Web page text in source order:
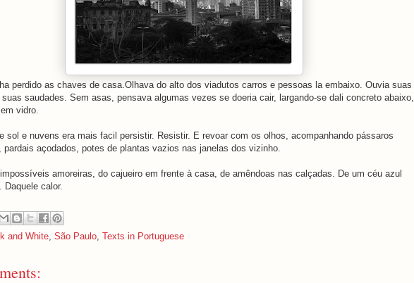
perdido as chaves de casa.Olhava do alto dos viadutos carros e pessoas la embaixo. Ouvia suas
saudades. Sem asas, pensava algumas vezes se doeria cair, largando-se dali concreto abaixo,
vidro.
sol e nuvens era mais facil persistir. Resistir. E revoar com os olhos, acompanhando pássaros
açodados, potes de plantas vazios nas janelas dos vizinho.
amoreiras, do cajueiro em frente à casa, de amêndoas nas calçadas. De um céu azul
Daquele calor.
and White, São Paulo, Texts in Portuguese